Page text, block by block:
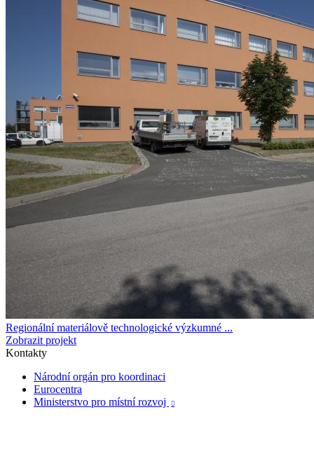
Regionální materiálově technologické výzkumné ...
Zobrazit projekt
Kontakty
Národní orgán pro koordinaci
Eurocentra
Ministerstvo pro místní rozvoj
